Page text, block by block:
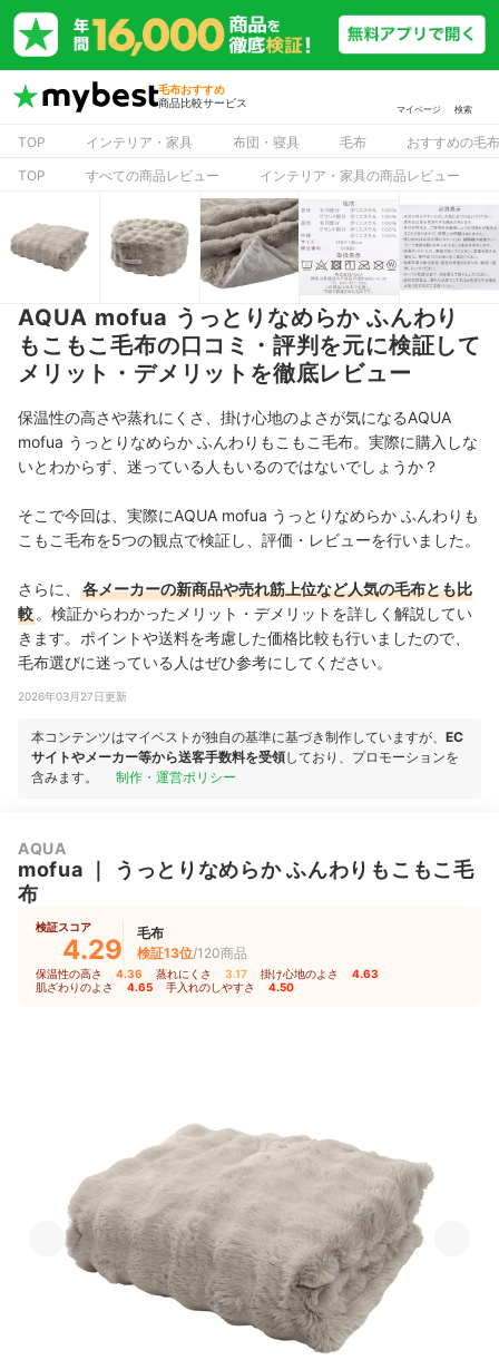
毛布おすすめ
商品比較サービス
マイページ 検索
TOP インテリア・家具 布団・寝具 毛布
おすすめの毛布
TOP
すべての商品レビュー インテリア・家具の商品レビュー
AQUA mofua うっとりなめらか ふんわり
もこもこ毛布の口コミ・評判を元に検証して
メリット・デメリットを徹底レビュー
保温性の高さや蒸れにくさ、掛け心地のよさが気になるAQUA
mofua うっとりなめらか ふんわりもこもこ毛布。実際に購入しな
いとわからず、迷っている人もいるのではないでしょうか？
そこで今回は、実際にAQUA mofua うっとりなめらか ふんわりも
こもこ毛布を5つの観点で検証し、評価・レビューを行いました。
さらに、
各メーカーの新商品や売れ筋上位など人気の毛布とも比
較 。検証からわかったメリット・デメリットを詳しく解説してい
きます。ポイントや送料を考慮した価格比較も行いましたので、
毛布選びに迷っている人はぜひ参考にしてください。
2026年03月27日更新
本コンテンツはマイベストが独自の基準に基づき制作していますが、 EC
サイトやメーカー等から送客手数料を受領しており、プロモーションを
含みます。
制作・運営ポリシー
AQUA
mofua
うっとりなめらか ふんわりもこもこ毛
布
検証スコア
4.29
毛布
検証13位/120商品
保温性の高さ 4.36 蒸れにくさ 3.17 掛け心地のよさ 4.63
肌ざわりのよさ 4.65 手入れのしやすさ 4.50